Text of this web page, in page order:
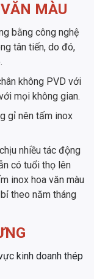
MÀU
bằng công nghệ
tân tiến, do đó,
không PVD với
mọi không gian.
gỉ nên tấm inox
nhiều tác động
có tuổi thọ lên
inox hoa văn màu
theo năm tháng
kinh doanh thép